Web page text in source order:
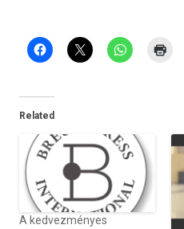
Related
A kedvezményes